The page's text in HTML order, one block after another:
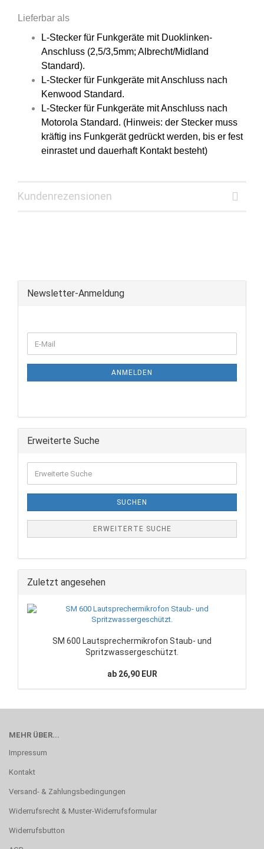
Lieferbar als
L-Stecker für Funkgeräte mit Duoklinken-
Anschluss (2,5/3,5mm; Albrecht/Midland
Standard).
L-Stecker für Funkgeräte mit Anschluss nach
Kenwood Standard.
L-Stecker für Funkgeräte mit Anschluss nach
Motorola Standard. (Hinweis: der Stecker muss
kräftig ins Funkgerät gedrückt werden, bis er fest
einrastet und dauerhaft Kontakt besteht)
Kundenrezensionen
Newsletter-Anmeldung
ANMELDEN
Erweiterte Suche
SUCHEN
ERWEITERTE SUCHE
Zuletzt angesehen
SM 600 Lautsprechermikrofon Staub- und
Spritzwassergeschützt.
ab 26,90 EUR
MEHR ÜBER...
Impressum
Kontakt
Versand- & Zahlungsbedingungen
Widerrufsrecht & Muster-Widerrufsformular
Widerrufsbutton